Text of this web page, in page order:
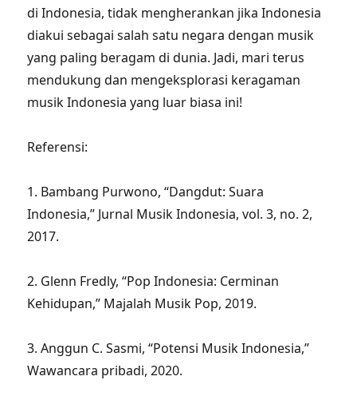
di Indonesia, tidak mengherankan jika Indonesia
diakui sebagai salah satu negara dengan musik
yang paling beragam di dunia. Jadi, mari terus
mendukung dan mengeksplorasi keragaman
musik Indonesia yang luar biasa ini!
Referensi:
1. Bambang Purwono, “Dangdut: Suara
Indonesia,” Jurnal Musik Indonesia, vol. 3, no. 2,
2017.
2. Glenn Fredly, “Pop Indonesia: Cerminan
Kehidupan,” Majalah Musik Pop, 2019.
3. Anggun C. Sasmi, “Potensi Musik Indonesia,”
Wawancara pribadi, 2020.